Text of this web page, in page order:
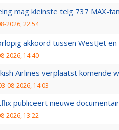
mag kleinste telg 737 MAX-
2026, 22:54
akkoord tussen WestJet
2026, 14:40
Airlines verplaatst komende
08-2026, 14:03
publiceert nieuwe
2026, 13:22